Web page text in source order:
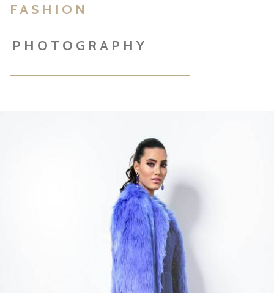
FASHION
PHOTOGRAPHY